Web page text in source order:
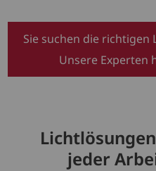
Sie suchen die richtigen
Unsere Experten
jeder